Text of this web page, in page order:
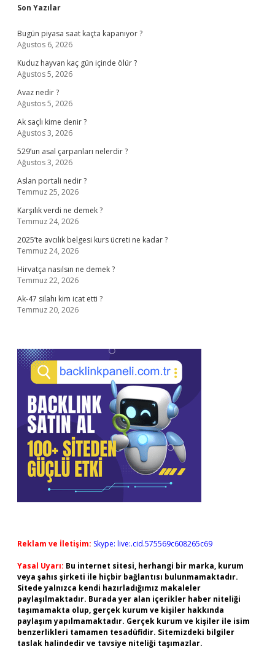
Sidebar
Son Yazılar
Bugün piyasa saat kaçta kapanıyor ?
Ağustos 6, 2026
Kuduz hayvan kaç gün içinde ölür ?
Ağustos 5, 2026
Avaz nedir ?
Ağustos 5, 2026
Ak saçlı kime denir ?
Ağustos 3, 2026
529’un asal çarpanları nelerdir ?
Ağustos 3, 2026
Aslan portali nedir ?
Temmuz 25, 2026
Karşılık verdi ne demek ?
Temmuz 24, 2026
2025’te avcılık belgesi kurs ücreti ne kadar ?
Temmuz 24, 2026
Hirvatça nasılsın ne demek ?
Temmuz 22, 2026
Ak-47 silahı kim icat etti ?
Temmuz 20, 2026
Reklam ve İletişim: Skype: live:.cid.575569c608265c69
Yasal Uyarı: Bu internet sitesi, herhangi bir marka, kurum
veya şahıs şirketi ile hiçbir bağlantısı bulunmamaktadır.
Sitede yalnızca kendi hazırladığımız makaleler
paylaşılmaktadır. Burada yer alan içerikler haber niteliği
taşımamakta olup, gerçek kurum ve kişiler hakkında
paylaşım yapılmamaktadır. Gerçek kurum ve kişiler ile isim
benzerlikleri tamamen tesadüfidir. Sitemizdeki bilgiler
taslak halindedir ve tavsiye niteliği taşımazlar.